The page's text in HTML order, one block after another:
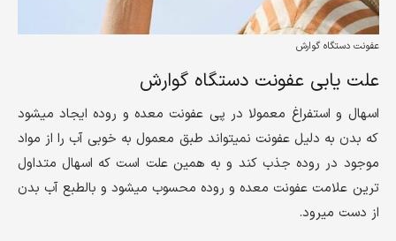
عفونت دستگاه گوارش
علت یابی عفونت دستگاه گوارش
اسهال و استفراغ معمولا در پی عفونت معده و روده ایجاد میشود
که بدن به دلیل عفونت نمیتواند طبق معمول به خوبی آب را از مواد
موجود در روده جذب کند و به همین علت است که اسهال متداول
ترین علامت عفونت معده و روده محسوب میشود و بالطبع آب بدن
از دست میرود.